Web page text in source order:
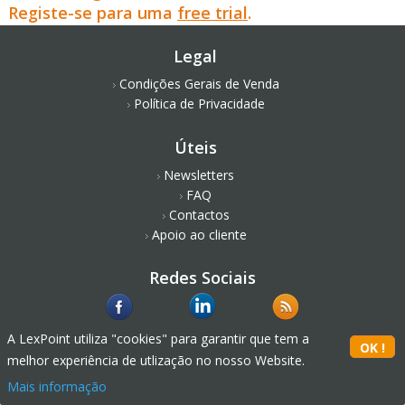
Registe-se para uma free trial.
Legal
Condições Gerais de Venda
Política de Privacidade
Úteis
Newsletters
FAQ
Contactos
Apoio ao cliente
Redes Sociais
A LexPoint utiliza "cookies" para garantir que tem a
melhor experiência de utlização no nosso Website.
Mais informação